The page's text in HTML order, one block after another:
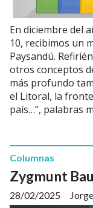
En diciembre del
10, recibimos un
Paysandú.
otros conceptos
más profundo
el Litoral, la
país…”, palabras
Zygmunt
Columnas
28/02/2025